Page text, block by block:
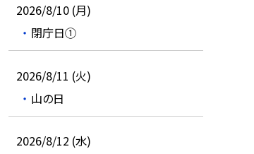
2026/8/10 (月)
閉庁日①
2026/8/11 (火)
山の日
2026/8/12 (水)